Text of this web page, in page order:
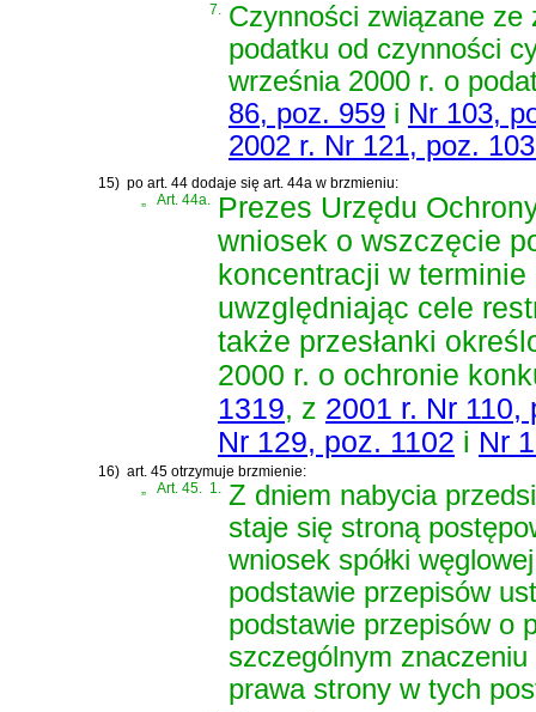
7. Czynności związane
podatku od czynności
września 2000 r. o
86, poz. 959 i Nr 103,
2002 r. Nr 121, poz.
15) po art. 44 dodaje się art. 44a w brzmieniu:
„
Art. 44a. Prezes Urzędu
wniosek o wszczęcie
koncentracji w
uwzględniając cele
także przesłanki
2000 r. o ochronie
1319, z 2001 r. Nr 110,
Nr 129, poz. 1102 i Nr
16) art. 45 otrzymuje brzmienie:
„
Art. 45. 1. Z dniem nabycia
staje się stroną
wniosek spółki
podstawie przepisów
podstawie przepisów o
szczególnym znaczeniu
prawa strony w tych